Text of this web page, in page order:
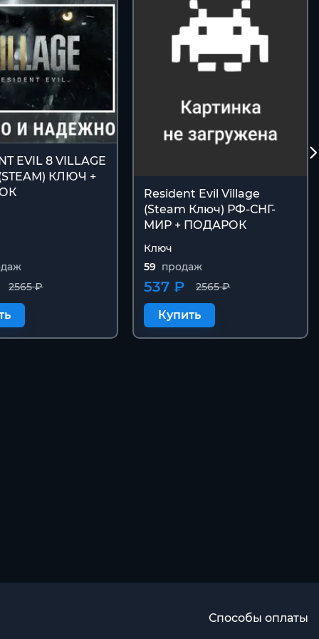
EVIL 8 VILLAGE
КЛЮЧ +
2565 ₽
Resident Evil Village
(Steam Ключ) РФ-СНГ-
МИР + ПОДАРОК
Ключ
59 продаж
2565 ₽
537 ₽
Купить
Способы оплаты